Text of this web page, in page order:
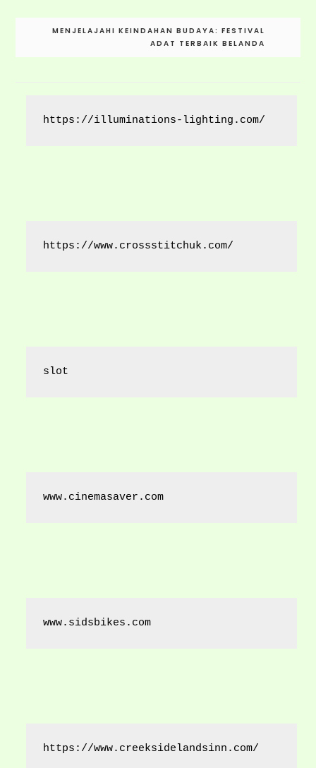
MENJELAJAHI KEINDAHAN BUDAYA: FESTIVAL
ADAT TERBAIK BELANDA
https://illuminations-lighting.com/
https://www.crossstitchuk.com/
slot
www.cinemasaver.com
www.sidsbikes.com
https://www.creeksidelandsinn.com/